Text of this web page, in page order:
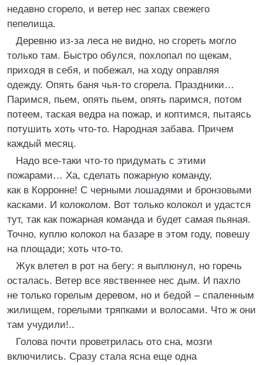
недавно сгорело, и ветер нес запах свежего
пепелища.
Деревню из-за леса не видно, но сгореть могло
только там. Быстро обулся, похлопал по щекам,
приходя в себя, и побежал, на ходу оправляя
одежду. Опять баня чья-то сгорела. Праздники…
Паримся, пьем, опять пьем, опять паримся, потом
потеем, таская ведра на пожар, и коптимся, пытаясь
потушить хоть что-то. Народная забава. Причем
каждый месяц.
Надо все-таки что-то придумать с этими
пожарами… Ха, сделать пожарную команду,
как в Корронне! С черными лошадями и бронзовыми
касками. И колоколом. Вот только колокол и удастся
тут, так как пожарная команда и будет самая пьяная.
Точно, куплю колокол на базаре в этом году, повешу
на площади; хоть что-то.
Жук влетел в рот на бегу: я выплюнул, но горечь
осталась. Ветер все явственнее нес дым. И пахло
не только горелым деревом, но и бедой – спаленным
жилищем, горелыми тряпками и волосами. Что ж они
там учудили!..
Голова почти проветрилась ото сна, мозги
включились. Сразу стала ясна еще одна